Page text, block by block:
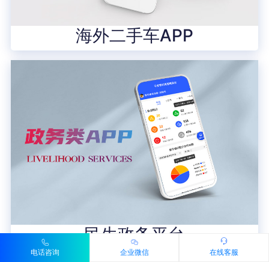
海外二手车APP
民生政务平台
电话咨询 企业微信 在线客服